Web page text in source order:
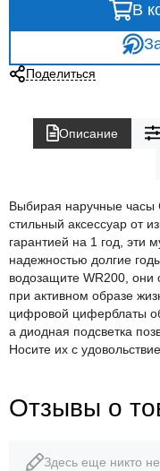
В
Поделиться
Описание
Выбирая наручные часы
стильный аксессуар от
гарантией на 1 год, эти
надежностью долгие
водозащите WR200,
при активном образе
цифровой циферблаты
а диодная подсветка
Носите их с
Отзывы о
Здесь еще никто